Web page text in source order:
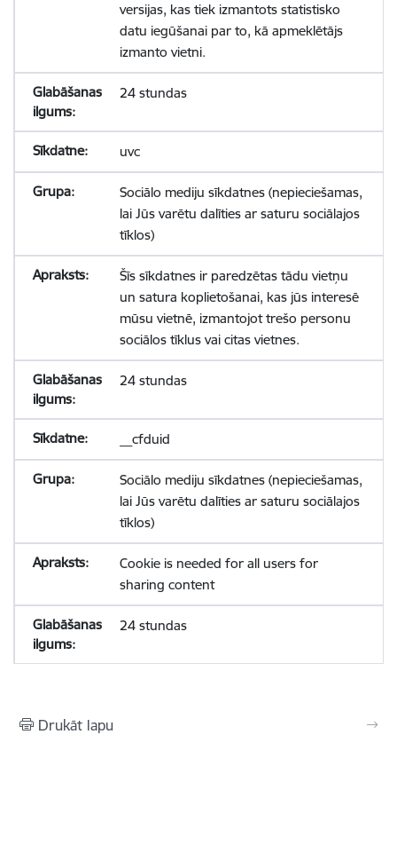
versijas, kas tiek izmantots statistisko
datu iegūšanai par to, kā apmeklētājs
izmanto vietni.
24 stundas
uvc
Sociālo mediju sīkdatnes (nepieciešamas,
lai Jūs varētu dalīties ar saturu sociālajos
tīklos)
Šīs sīkdatnes ir paredzētas tādu vietņu
un satura koplietošanai, kas jūs interesē
mūsu vietnē, izmantojot trešo personu
sociālos tīklus vai citas vietnes.
24 stundas
__cfduid
Sociālo mediju sīkdatnes (nepieciešamas,
lai Jūs varētu dalīties ar saturu sociālajos
tīklos)
Cookie is needed for all users for
sharing content
24 stundas
Drukāt lapu